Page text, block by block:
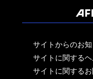
サイトからのお
サイトに関する
サイトに関する